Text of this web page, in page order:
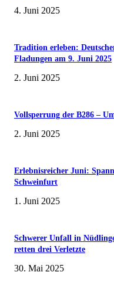
4. Juni 2025
Tradition erleben:
Fladungen am 9. Juni 2025
2. Juni 2025
Vollsperrung der B286 –
2. Juni 2025
Erlebnisreicher Juni:
Schweinfurt
1. Juni 2025
Schwerer Unfall in
retten drei Verletzte
30. Mai 2025